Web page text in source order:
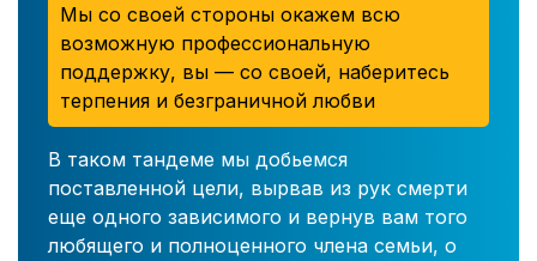
Мы со своей стороны окажем всю
возможную профессиональную
поддержку, вы — со своей, наберитесь
терпения и безграничной любви
В таком тандеме мы добьемся
поставленной цели, вырвав из рук смерти
еще одного зависимого и вернув вам того
любящего и полноценного члена семьи, о